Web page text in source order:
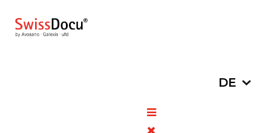
DE
Calciumcarbonat gegen
Reflux bei Schwangeren